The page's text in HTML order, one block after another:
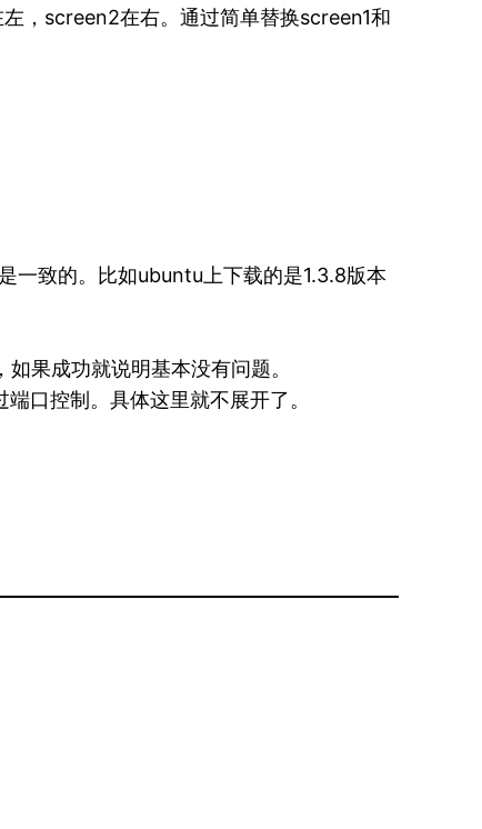
，screen2在右。通过简单替换screen1和
一致的。比如ubuntu上下载的是1.3.8版本
果成功就说明基本没有问题。
口控制。具体这里就不展开了。